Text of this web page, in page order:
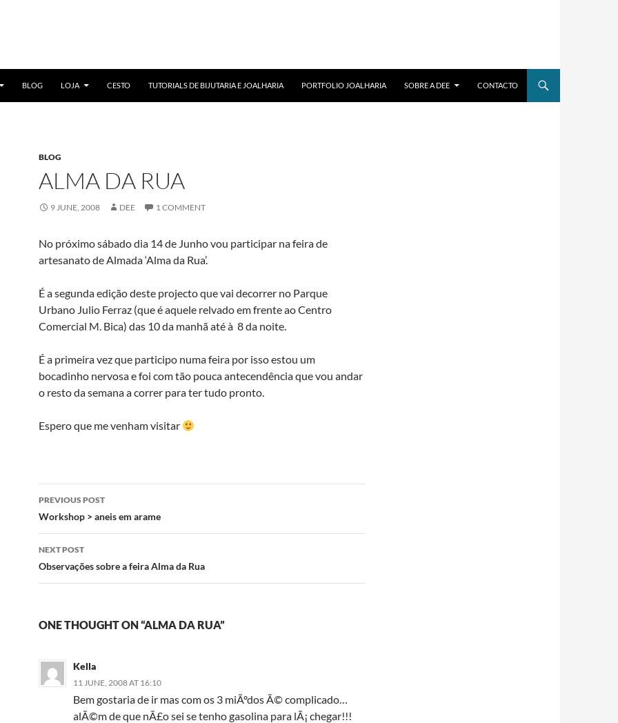
BLOG LOJA CESTO TUTORIALS DE BIJUTARIA E JOALHARIA PORTFOLIO JOALHARIA SOBRE A DEE CONTACTO
BLOG
ALMA DA RUA
9 JUNE, 2008 DEE 1 COMMENT
No próximo sábado dia 14 de Junho vou participar na feira de
artesanato de Almada ‘Alma da Rua’.
É a segunda edição deste projecto que vai decorrer no Parque
Urbano Julio Ferraz (que é aquele relvado em frente ao Centro
Comercial M. Bica) das 10 da manhã até à 8 da noite.
É a primeira vez que participo numa feira por isso estou um
bocadinho nervosa e foi com tão pouca antecendência que vou andar
o resto da semana a correr para ter tudo pronto.
Espero que me venham visitar
Post
navigation
PREVIOUS POST
Workshop > aneis em arame
NEXT POST
Observações sobre a feira Alma da Rua
ONE THOUGHT ON “ALMA DA RUA”
Kella
11 JUNE, 2008 AT 16:10
Bem gostaria de ir mas com os 3 miÃºdos Ã© complicado…
alÃ©m de que nÃ£o sei se tenho gasolina para lÃ¡ chegar!!!